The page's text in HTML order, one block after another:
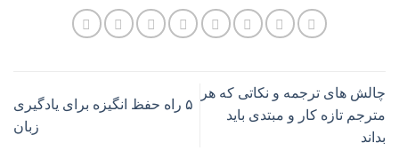
چالش های ترجمه و نکاتی که هر
مترجم تازه کار و مبتدی باید
بداند
۵ راه حفظ انگیزه برای یادگیری
زبان